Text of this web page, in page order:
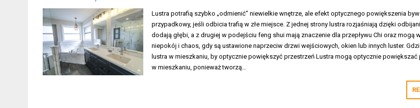
Lustra potrafią szybko „odmienić” niewielkie wnętrze, ale efekt optycznego powiększenia
przypadkowy, jeśli odbicia trafią w złe miejsce. Z jednej strony lustra rozjaśniają dzięki
dodają głębi, a z drugiej w podejściu feng shui mają znaczenie dla przepływu Chi oraz mogą
niepokój i chaos, gdy są ustawione naprzeciw drzwi wejściowych, okien lub innych luster.
lustra w mieszkaniu, by optycznie powiększyć przestrzeń Lustra mogą optycznie powiększać
w mieszkaniu, ponieważ tworzą…